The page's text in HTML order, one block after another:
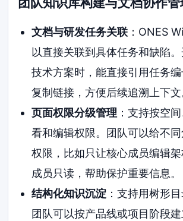
文档与研发任务关联：ONES
以直接关联到具体任务和缺陷
技术方案时，能直接引用任务
复制链接，方便后续追溯上下文
页面权限分级管理 ：支持按空
看和编辑权限。团队可以给不
权限，比如只让核心成员编辑
成员只读，帮助保护重要信息。
结构化知识沉淀：支持用树形目
团队可以按产品线或项目阶段建